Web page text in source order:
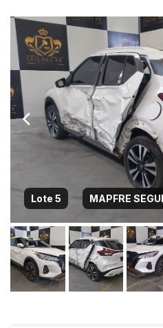
Lote 5 MAPFRE